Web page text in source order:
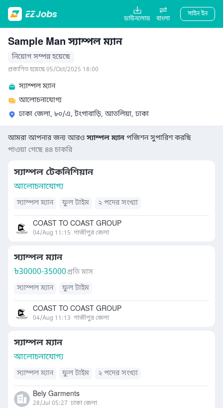
ডাউনলোড বাংলা
সাইন ইন
Sample Man স্যাম্পল ম্যান
নিয়োগ সম্পন্ন হয়েছে
প্রকাশিত হয়েছে 05/Oct/2025 18:00
স্যাম্পল ম্যান
আলোচনাযোগ্য
ঢাকা জেলা, ৮০/এ, টংগাবাড়ি, আতলিয়া, ঢাকা
আমরা আপনার জন্য আরওস্যাম্পল ম্যান পজিশন সুপারিশ করছি
পাওয়া গেছে ৪৪ চাকরি
স্যাম্পল টেকনিশিয়ান
আলোচনাযোগ্য
স্যাম্পল ম্যান ফুল টাইম ২ পদের সংখ্যা
COAST TO COAST GROUP
04/Aug 11:15 গাজীপুর জেলা
স্যাম্পল ম্যান
৳30000-35000প্রতি মাস
স্যাম্পল ম্যান
ফুল টাইম
COAST TO COAST GROUP
04/Aug 11:13 গাজীপুর জেলা
স্যাম্পল ম্যান
আলোচনাযোগ্য
স্যাম্পল ম্যান ফুল টাইম ২ পদের সংখ্যা
Bely Garments
28/Jul 05:27 ঢাকা জেলা